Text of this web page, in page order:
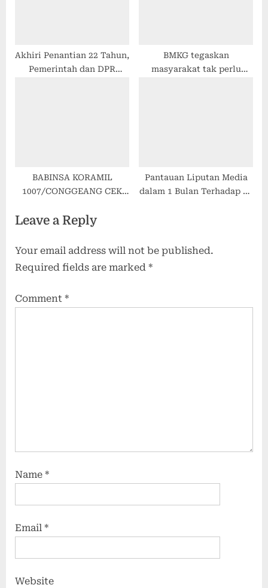
Akhiri Penantian 22 Tahun,
Pemerintah dan DPR
BMKG tegaskan
masyarakat tak perlu
BABINSA KORAMIL
1007/CONGGEANG CEK
MALAM, PERKUAT
Pantauan Liputan Media
dalam 1 Bulan Terhadap 18
Leave a Reply
Your email address will not be published.
Required fields are marked *
Comment *
Name *
Email *
Website